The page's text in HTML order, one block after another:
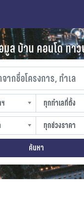
ล บ้าน คอนโด ทาว
อโครงการ, ทำเล
ฯ
ทุกทำเลที่ตั้ง
slocation
ทุกช่วงราคา
sprice
ค้นหา